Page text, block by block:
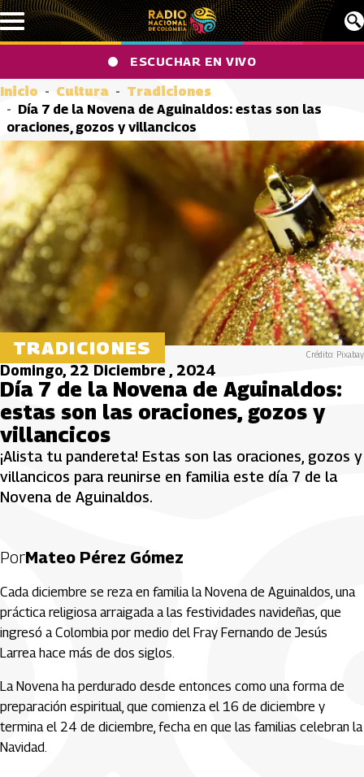
Pasar al contenido principal
ESCUCHAR EN VIVO
Inicio Cultura
Tradiciones
Día 7 de la Novena de Aguinaldos: estas son las
oraciones, gozos y villancicos
TRADICIONES Crédito: Pixabay
Domingo, 22 Diciembre , 2024
Día 7 de la Novena de Aguinaldos:
estas son las oraciones, gozos y
villancicos
¡Alista tu pandereta! Estas son las oraciones, gozos y
villancicos para reunirse en familia este día 7 de la
Novena de Aguinaldos.
PorMateo Pérez Gómez
Cada diciembre se reza en familia la Novena de Aguinaldos, una
práctica religiosa arraigada a las festividades navideñas, que
ingresó a Colombia por medio del Fray Fernando de Jesús
Larrea hace más de dos siglos.
La Novena ha perdurado desde entonces como una forma de
preparación espiritual, que comienza el 16 de diciembre y
termina el 24 de diciembre, fecha en que las familias celebran la
Navidad.